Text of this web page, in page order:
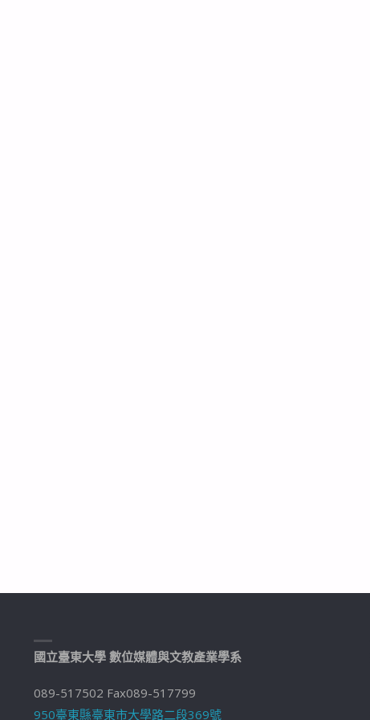
國立臺東大學 數位媒體與文教產業學系
089-517502 Fax089-517799
950臺東縣臺東市大學路二段369號